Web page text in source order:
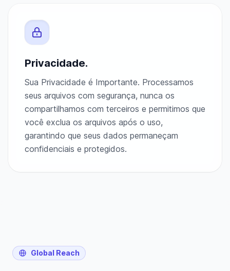
Privacidade.
Sua Privacidade é Importante. Processamos
seus arquivos com segurança, nunca os
compartilhamos com terceiros e permitimos que
você exclua os arquivos após o uso,
garantindo que seus dados permaneçam
confidenciais e protegidos.
Global Reach